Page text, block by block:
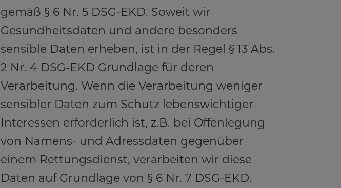
gemäß § 6 Nr. 5 DSG-EKD. Soweit wir
Gesundheitsdaten und andere besonders
sensible Daten erheben, ist in der Regel § 13 Abs.
2 Nr. 4 DSG-EKD Grundlage für deren
Verarbeitung. Wenn die Verarbeitung weniger
sensibler Daten zum Schutz lebenswichtiger
Interessen erforderlich ist, z.B. bei Offenlegung
von Namens- und Adressdaten gegenüber
einem Rettungsdienst, verarbeiten wir diese
Daten auf Grundlage von § 6 Nr. 7 DSG-EKD.